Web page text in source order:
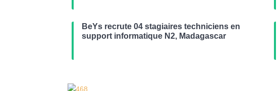
BeYs recrute 04 stagiaires techniciens en
support informatique N2, Madagascar